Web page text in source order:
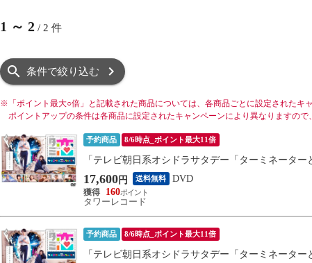
1 ～ 2 / 2 件
条件で絞り込む
※ 「ポイント最大○倍」と記載された商品については、各商品ごとに設定された
ポイントアップの条件は各商品に設定されたキャンペーンにより異なりますので
予約商品 8/6時点_ポイント最大11倍
「テレビ朝日系オシドラサタデー「ターミネータ
17,600 円 送料無料
DVD
160
タワーレコード
予約商品 8/6時点_ポイント最大11倍
「テレビ朝日系オシドラサタデー「ターミネータ